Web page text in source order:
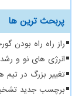
پربحث ترین ها
راز راه راه بودن
انرژی های نو و
تغییر بزرگ در
برچسب جدید